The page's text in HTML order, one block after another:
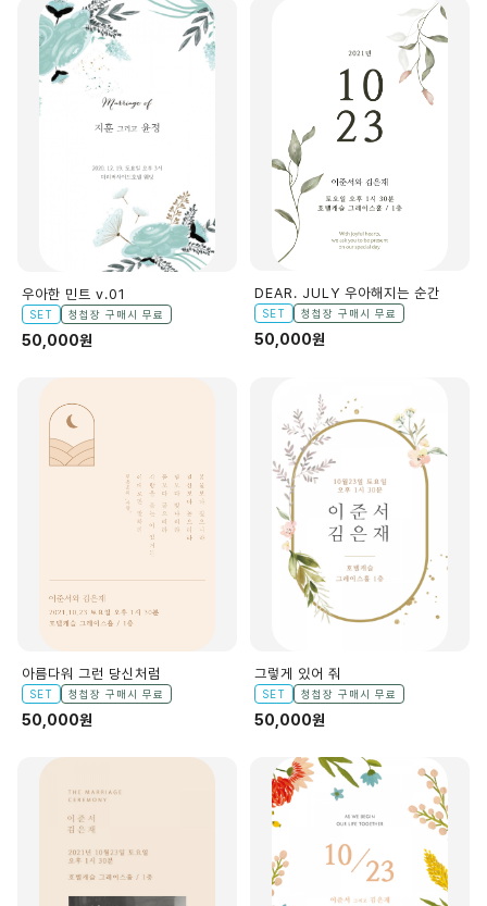
우아한 민트 v.01
SET 청첩장 구매시 무료
50,000원
DEAR. JULY 우아해지는 순간
SET 청첩장 구매시 무료
50,000원
아름다워 그런 당신처럼
SET 청첩장 구매시 무료
50,000원
그렇게 있어 줘
SET 청첩장 구매시 무료
50,000원